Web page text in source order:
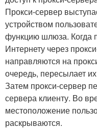
Прокси-сервер
устройством
функцию шлюза. Когда
Интернету через
направляются на
очередь, пересылает
Затем прокси-сервер
сервера клиенту. Во
местоположение
раскрываются.